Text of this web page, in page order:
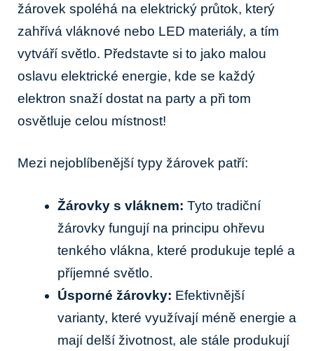
žárovek spoléhá na elektrický průtok, který
zahřívá vláknové nebo LED materiály, a tím
vytváří světlo. Představte si to jako malou
oslavu elektrické energie, kde se každý
elektron snaží dostat na party a při tom
osvětluje celou místnost!
Mezi nejoblíbenější typy žárovek patří:
Žárovky s vláknem: Tyto tradiční
žárovky fungují na principu ohřevu
tenkého vlákna, které produkuje teplé a
příjemné světlo.
Úsporné žárovky: Efektivnější
varianty, které využívají méně energie a
mají delší životnost, ale stále produkují